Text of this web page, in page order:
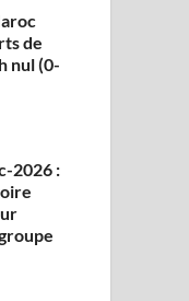
de
nul (0-
2026 :